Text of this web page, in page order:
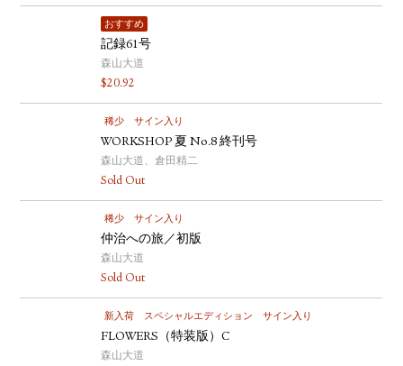
おすすめ
記録61号
森山大道
$20.92
稀少 サイン入り
WORKSHOP 夏 No.8 終刊号
森山大道、倉田精二
Sold Out
稀少 サイン入り
仲治への旅／初版
森山大道
Sold Out
新入荷 スペシャルエディション サイン入り
FLOWERS（特装版）C
森山大道